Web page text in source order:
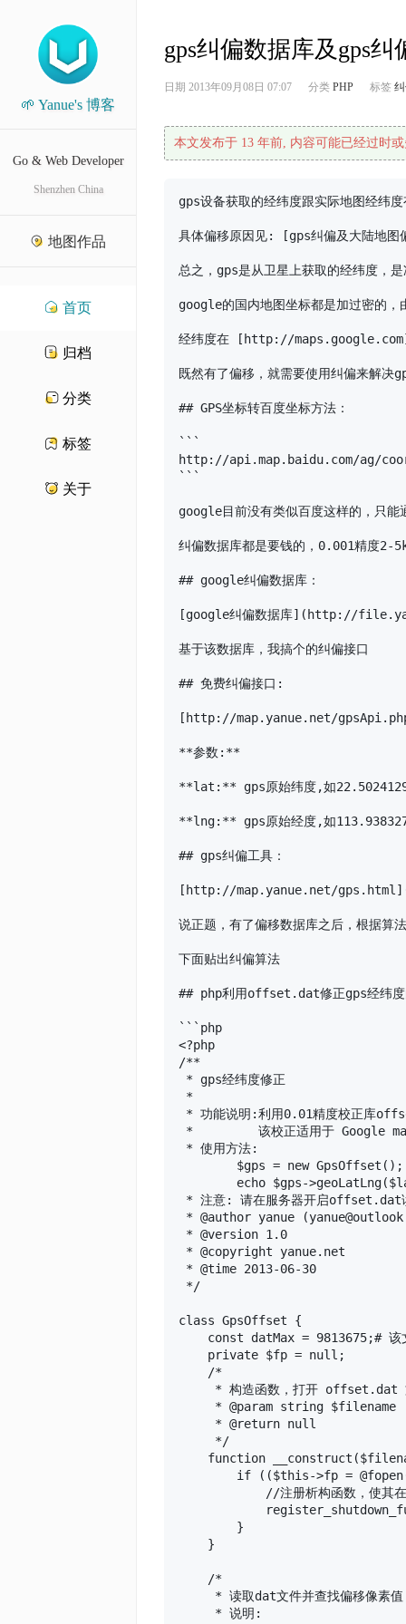
🌱 Yanue's 博客
Go & Web Developer
Shenzhen China
地图作品
首页
归档
分类
标签
关于
gps纠偏数据库及gps纠
日期 2013年09月08日 07:07 分类 PHP 标签
本文发布于 13 年前, 内容可能已经过时
gps设备获取的经纬度跟实际地图经纬
具体偏移原因见: [gps纠偏及大陆
总之，gps是从卫星上获取的经纬度，
google的国内地图坐标都是加过密的，
经纬度在 [http://
既然有了偏移，就需要使用纠偏来解决
## GPS坐标转百度坐标方法：
```
http://api.map.baidu.com/ag/
```
google目前没有类似百度这样的，只能
纠偏数据库都是要钱的，0.001精度
## google纠偏数据库：
[google纠偏数据库](http://
基于该数据库，我搞个的纠偏接口
## 免费纠偏接口:
[http://map.yanue.net/
**参数:**
**lat:** gps原始纬度,如
**lng:** gps原始经度,如
## gps纠偏工具：
[http://map.yanue.net/
说正题，有了偏移数据库之后，根据算
下面贴出纠偏算法
## php利用offset.dat修正gps经纬度
```php
<?php
/**
* gps经纬度修正
*
* 功能说明:利用0.01精度校正库
*         该校正适用于 Google map
* 使用方法:
        $gps = new GpsOffset();
echo $gps-
* 注意: 请在服务器开启offset.dat
* @author yanue
* @version 1.0
* @copyright yanue.net
* @time 2013-06-30
*/
class GpsOffset {
const datMax = 9813675;# 该
    private $fp = null;
    /*
* 构造函数，打开 offset.dat
     * @param string $filename
     * @return null
     */
function
if (($this->fp =
//注册析构函数，使其
        }
    }
    /*
     * 读取dat文件并查找偏移像素值
     * 说明: